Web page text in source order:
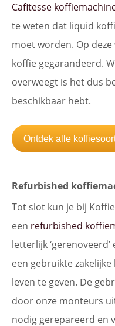
Cafitesse
te weten dat liquid
moet worden. Op
koffie gegarandeerd.
overweegt is het dus
beschikbaar hebt.
Ontdek alle
Refurbished
Tot slot kun je bij
een refurbished
letterlijk
een gebruikte
leven te geven. De
door onze monteurs
nodig gerepareerd en